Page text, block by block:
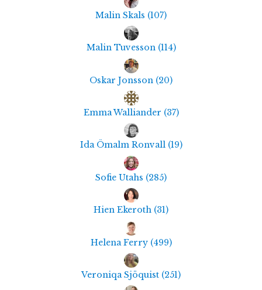
Malin Skals (107)
Malin Tuvesson (114)
Oskar Jonsson (20)
Emma Walliander (37)
Ida Ömalm Ronvall (19)
Sofie Utahs (285)
Hien Ekeroth (31)
Helena Ferry (499)
Veroniqa Sjöquist (251)